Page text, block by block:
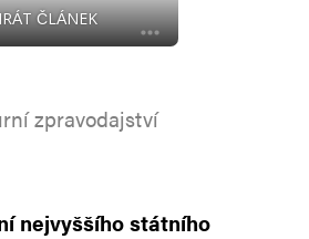
ČLÁNEK
zpravodajství
nejvyššího státního